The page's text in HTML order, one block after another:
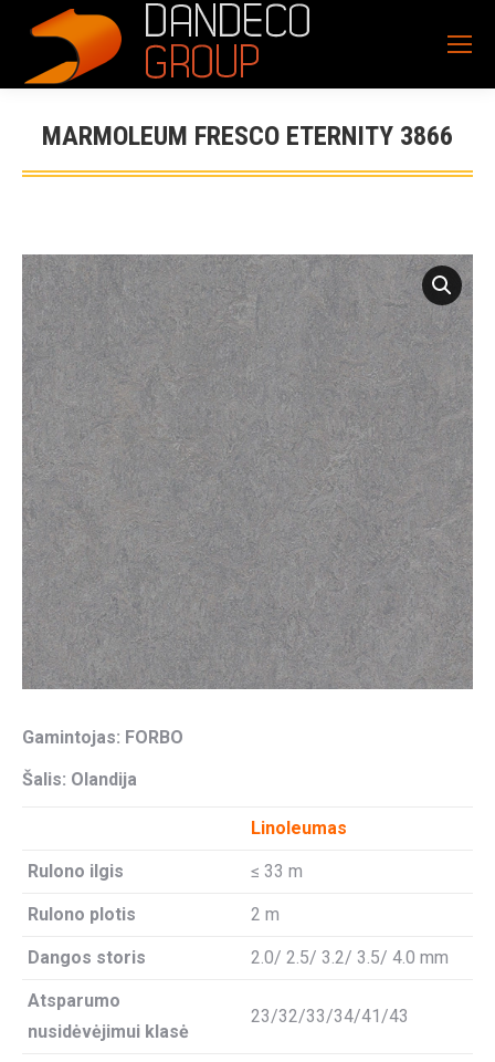
MARMOLEUM FRESCO ETERNITY 3866
Gamintojas: FORBO
Šalis: Olandija
Linoleumas
Rulono ilgis ≤ 33 m
Rulono plotis 2 m
Dangos storis 2.0/ 2.5/ 3.2/ 3.5/ 4.0 mm
Atsparumo
nusidėvėjimui klasė
23/32/33/34/41/43